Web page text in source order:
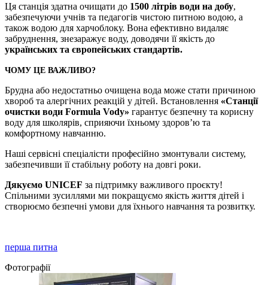
Ця станція здатна очищати до 1500 літрів води на добу,
забезпечуючи учнів та педагогів чистою питною водою, а
також водою для харчоблоку. Вона ефективно видаляє
забруднення, знезаражує воду, доводячи її якість до
українських та європейських стандартів.
ЧОМУ ЦЕ ВАЖЛИВО?
Брудна або недостатньо очищена вода може стати причиною
хвороб та алергічних реакцій у дітей. Встановлення «Станції
очистки води Formula Vody» гарантує безпечну та корисну
воду для школярів, сприяючи їхньому здоров’ю та
комфортному навчанню.
Наші сервісні спеціалісти професійно змонтували систему,
забезпечивши її стабільну роботу на довгі роки.
Дякуємо UNICEF за підтримку важливого проєкту!
Спільними зусиллями ми покращуємо якість життя дітей і
створюємо безпечні умови для їхнього навчання та розвитку.
перша питна
Фотографії